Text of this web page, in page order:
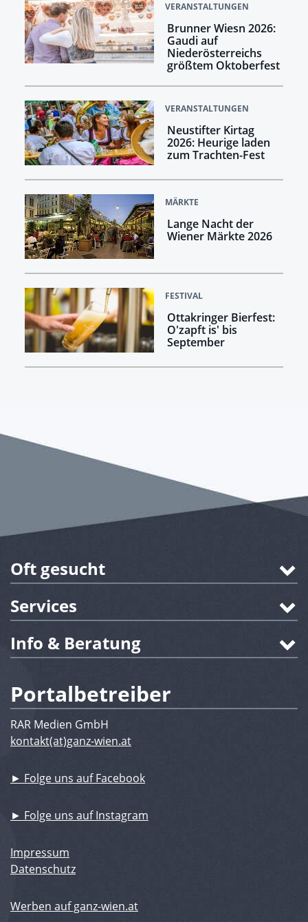
VERANSTALTUNGEN
Brunner Wiesn 2026:
Gaudi auf
Niederösterreichs
größtem Oktoberfest
VERANSTALTUNGEN
Neustifter Kirtag
2026: Heurige laden
zum Trachten-Fest
MÄRKTE
Lange Nacht der
Wiener Märkte 2026
FESTIVAL
Ottakringer Bierfest:
O'zapft is' bis
September
Oft gesucht
Services
Info & Beratung
Portalbetreiber
RAR Medien GmbH
kontakt(at)ganz-wien.at
► Folge uns auf Facebook
► Folge uns auf Instagram
Impressum
Datenschutz
Werben auf ganz-wien.at